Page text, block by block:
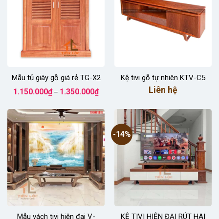
Mẫu tủ giày gỗ giá rẻ TG-X2
1.150.000₫ – 1.350.000₫Khoảng
giá:
1.150.000₫
đến
1.350.000₫
Kệ tivi gỗ tự nhiên KTV-C5
Liên hệ
Mẫu vách tivi hiện đại V-
-14%
KỆ TIVI HIỆN ĐẠI RÚT HAI